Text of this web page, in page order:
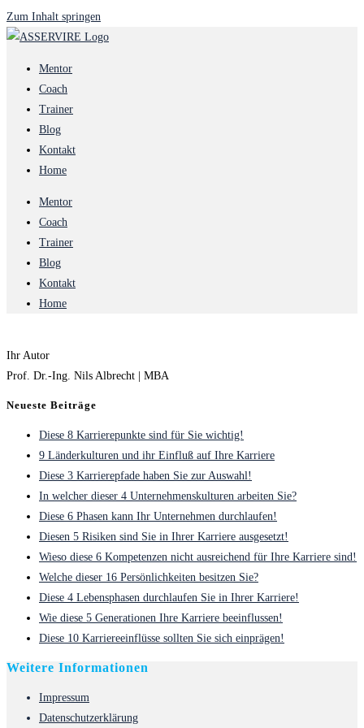
Zum Inhalt springen
Mentor
Coach
Trainer
Blog
Kontakt
Home
Mentor
Coach
Trainer
Blog
Kontakt
Home
Ihr Autor
Prof. Dr.-Ing. Nils Albrecht | MBA
Neueste Beiträge
Diese 8 Karrierepunkte sind für Sie wichtig!
9 Länderkulturen und ihr Einfluß auf Ihre Karriere
Diese 3 Karrierepfade haben Sie zur Auswahl!
In welcher dieser 4 Unternehmenskulturen arbeiten Sie?
Diese 6 Phasen kann Ihr Unternehmen durchlaufen!
Diesen 5 Risiken sind Sie in Ihrer Karriere ausgesetzt!
Wieso diese 6 Kompetenzen nicht ausreichend für Ihre Karriere sind!
Welche dieser 16 Persönlichkeiten besitzen Sie?
Diese 4 Lebensphasen durchlaufen Sie in Ihrer Karriere!
Wie diese 5 Generationen Ihre Karriere beeinflussen!
Diese 10 Karriereeinflüsse sollten Sie sich einprägen!
Weitere Informationen
Impressum
Datenschutzerklärung